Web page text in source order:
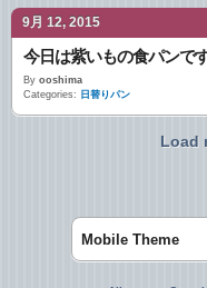
9月 12, 2015
今日は紫いもの食パンで
By ooshima
Categories: 日替りパン
Load
Mobile Theme